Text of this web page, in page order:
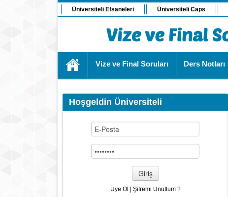
Üniversiteli Efsaneleri Üniversiteli Caps
Vize ve Final Soruları Ders Notları
Hoşgeldin Üniversiteli
Giriş
Üye Ol Şifremi Unuttum ?